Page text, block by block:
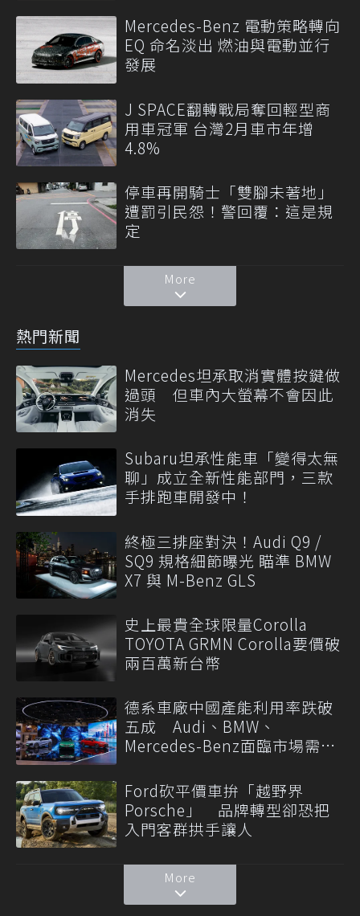
Mercedes-Benz 電動策略轉向
EQ 命名淡出 燃油與電動並行
發展
J SPACE翻轉戰局奪回輕型商
用車冠軍 台灣2月車市年增
4.8%
停車再開騎士「雙腳未著地」
遭罰引民怨！警回覆：這是規
定
More
熱門新聞
Mercedes坦承取消實體按鍵做
過頭 但車內大螢幕不會因此
消失
Subaru坦承性能車「變得太無
聊」成立全新性能部門，三款
手排跑車開發中！
終極三排座對決！Audi Q9 /
SQ9 規格細節曝光 瞄準 BMW
X7 與 M-Benz GLS
史上最貴全球限量Corolla
TOYOTA GRMN Corolla要價破
兩百萬新台幣
德系車廠中國產能利用率跌破
五成 Audi、BMW、
Mercedes-Benz面臨市場需求
Ford砍平價車拚「越野界
Porsche」 品牌轉型卻恐把
入門客群拱手讓人
More